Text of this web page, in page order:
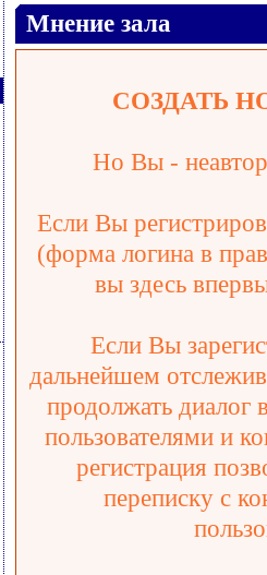
Мнение зала
СОЗДАТЬ
Но Вы -
Если Вы
(форма логина в
вы здесь
Если Вы
дальнейшем
продолжать диалог
пользователями и
регистрация
переписку с